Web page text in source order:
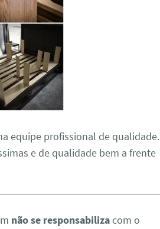
equipe profissional de qualidade.
e de qualidade bem a frente
não se responsabilizacom o